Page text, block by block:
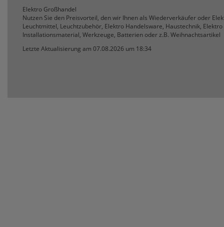
Elektro Großhandel
Nutzen Sie den Preisvorteil, den wir Ihnen als Wiederverkäufer oder
Leuchtmittel, Leuchtzubehör, Elektro Handelsware, Haustechnik,
Installationsmaterial, Werkzeuge, Batterien oder z.B. Weihnachtsartikel
Letzte Aktualisierung am 07.08.2026 um 18:34